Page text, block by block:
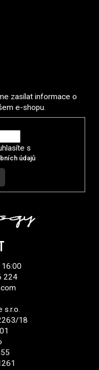
zasílat informace o
e-shopu.
s
údajů
224
s.r.o.
18